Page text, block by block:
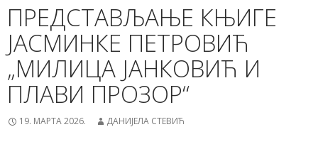
ПРЕДСТАВЉАЊЕ КЊИГЕ
ЈАСМИНКЕ ПЕТРОВИЋ
„МИЛИЦА ЈАНКОВИЋ И
ПЛАВИ ПРОЗОР“
19. МАРТА 2026. ДАНИЈЕЛА СТЕВИЋ